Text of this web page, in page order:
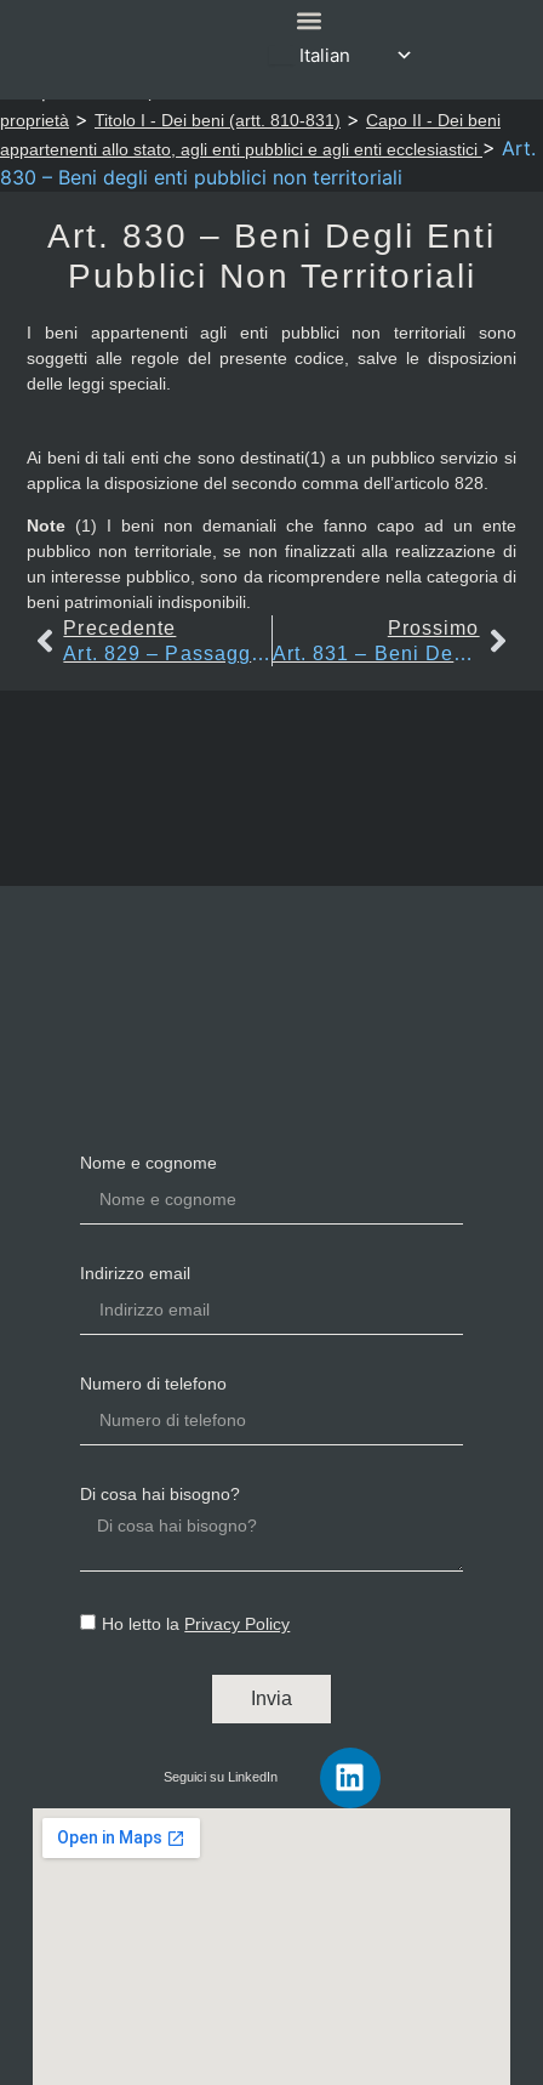
proprietà > Titolo I - Dei beni (artt. 810-831) > Capo II - Dei beni
appartenenti allo stato, agli enti pubblici e agli enti ecclesiastici > Art.
830 – Beni degli enti pubblici non territoriali
Art. 830 – Beni Degli Enti
Pubblici Non Territoriali
I beni appartenenti agli enti pubblici non territoriali sono
soggetti alle regole del presente codice, salve le disposizioni
delle leggi speciali.
Ai beni di tali enti che sono destinati(1) a un pubblico servizio si
applica la disposizione del secondo comma dell’articolo 828.
Note (1)
I beni non demaniali che fanno capo ad un ente
pubblico non territoriale, se non finalizzati alla realizzazione di
un interesse pubblico, sono da ricomprendere nella categoria di
beni patrimoniali indisponibili.
Precedente
Art. 829 – Passaggio Di Beni Dal Demanio Al Patrimonio
Prossimo
Art. 831 – Beni Degli Enti Ecclesiastici Ed Edifici Di Culto
Nome e cognome
Indirizzo email
Numero di telefono
Di cosa hai bisogno?
Ho letto la Privacy Policy
Invia
Seguici su LinkedIn
Italian